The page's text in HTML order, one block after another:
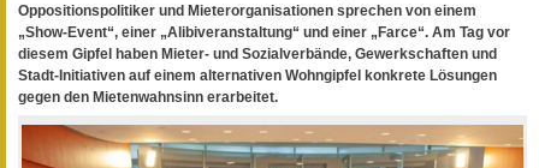
Oppositionspolitiker und Mieterorganisationen sprechen von einem
„Show-Event“, einer „Alibiveranstaltung“ und einer „Farce“. Am Tag vor
diesem Gipfel haben Mieter- und Sozialverbände, Gewerkschaften und
Stadt-Initiativen auf einem alternativen Wohngipfel konkrete Lösungen
gegen den Mietenwahnsinn erarbeitet.